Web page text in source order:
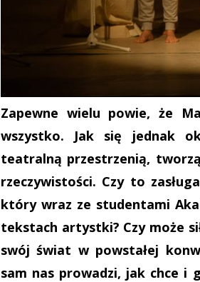
Zapewne wielu powie, że
wszystko. Jak się jednak
teatralną przestrzenią,
rzeczywistości. Czy to
który wraz ze studentami
tekstach artystki? Czy może
swój świat w powstałej
sam nas prowadzi, jak chce i